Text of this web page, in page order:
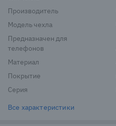
Производитель
Модель чехла
Предназначен для
телефонов
Материал
Покрытие
Серия
Все характеристики